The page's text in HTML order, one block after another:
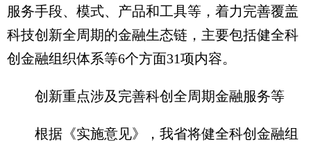
服务手段、模式、产品和工具等，着力完善覆盖
科技创新全周期的金融生态链，主要包括健全科
创金融组织体系等6个方面31项内容。
创新重点涉及完善科创全周期金融服务等
根据《实施意见》，我省将健全科创金融组